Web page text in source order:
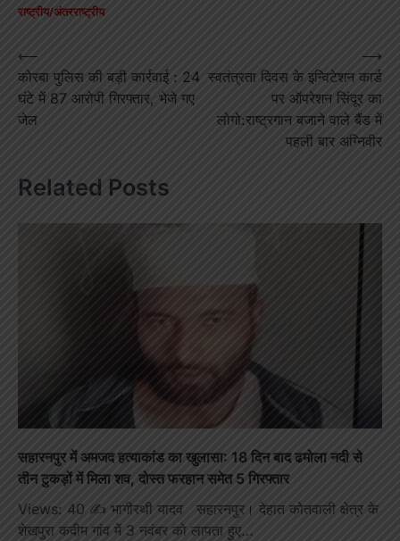
राष्ट्रीय/अंतरराष्ट्रीय
Post
navigation
⟵
कोरबा पुलिस की बड़ी कार्रवाई : 24
घंटे में 87 आरोपी गिरफ्तार, भेजे गए
जेल
स्वतंत्रता दिवस के इन्विटेशन कार्ड
पर ऑपरेशन सिंदूर का
लोगो:राष्ट्रगान बजाने वाले बैंड में
पहली बार अग्निवीर
⟶
Related Posts
सहारनपुर में अमजद हत्याकांड का खुलासा: 18 दिन बाद ढमोला नदी से
तीन टुकड़ों में मिला शव, दोस्त फरहान समेत 5 गिरफ्तार
Views: 40 ✍️ भागीरथी यादव सहारनपुर। देहात कोतवाली क्षेत्र के
शेखपुरा कदीम गांव में 3 नवंबर को लापता हुए…